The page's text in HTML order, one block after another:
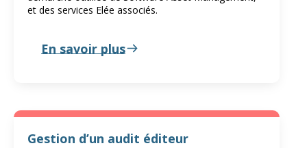
et des services Elée associés.
En savoir plus
Gestion d’un audit éditeur